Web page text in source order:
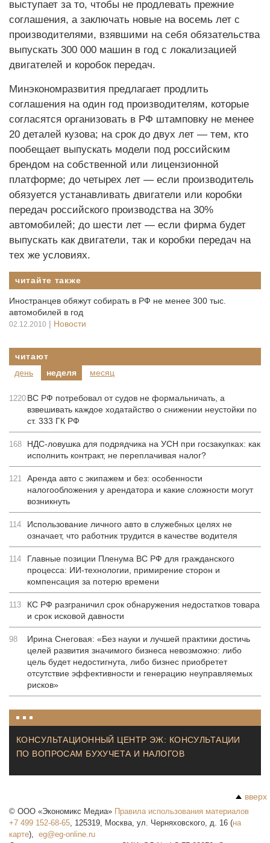
выступает за то, чтобы не продлевать прежние
соглашения, а заключать новые на восемь лет с
производителями, взявшими на себя обязательства
выпускать 300 000 машин в год с локализацией
двигателей и коробок передач.
Минэкономразвития предлагает продлить
соглашения на один год производителям, которые
согласятся организовать в РФ штамповку не менее
20 деталей кузова; на срок до двух лет — тем, кто
пообещает выпускать модели под российским
брендом на собственной или лицензионной
платформе; до четырех лет — если производитель
обязуется устанавливать двигатели или коробки
передач российского производства на 30%
автомобилей; до шести лет — если фирма будет
выпускать как двигатели, так и коробки передач на
тех же условиях.
читайте также
Иностранцев обяжут собирать в РФ не менее 300 тыс.
автомобилей в год
02.12.2010 | Новости
читают
день
неделя месяц
1220 ВС РФ потребовал от судов не формальничать, а
взвешивать каждое ходатайство о снижении неустойки по
ст. 333 ГК РФ
168
НДС-ловушка для подрядчика на УСН при госзакупках: как
исполнить контракт, не переплачивая налог?
121
Аренда авто с экипажем и без: особенности
налогообложения у арендатора и какие сложности могут
возникнуть
114
Использование личного авто в служебных целях не
означает, что работник трудится в качестве водителя
114
Главные позиции Пленума ВС РФ для гражданского
процесса: ИИ-технологии, примирение сторон и
компенсация за потерю времени
113
КС РФ разграничил срок обнаружения недостатков товара
и срок исковой давности
98
Ирина Снеговая: «Без науки и лучшей практики достичь
целей развития значимого бизнеса невозможно: либо
цель будет недостигнута, либо бизнес приобретет
отсутствие эффективности и генерацию неуправляемых
рисков»
КОНСУЛЬТАЦИОННЫЙ ЦЕНТР ЭЖ: КОНСУЛЬТАЦИИ
ПО ВОПРОСАМ БУХУЧЕТА И НАЛОГОВ
вверх
© ООО «Экономикс Медиа» Правила использования материалов
+7 499 152-68-65 125319 Москва ул. Черняховского, д. 16 (на
карте),